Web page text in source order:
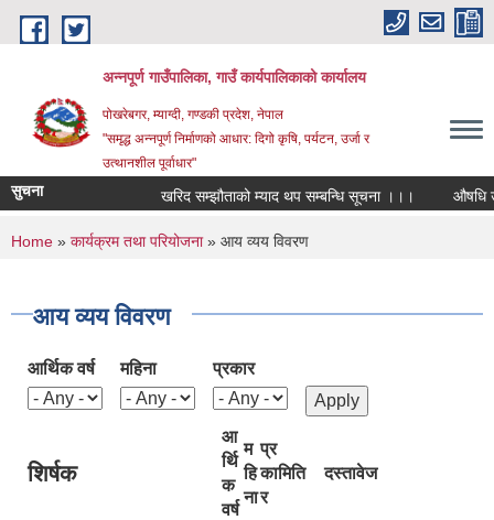
Skip to main content
अन्‍नपूर्ण गाउँपालिका, गाउँ कार्यपालिकाको कार्यालय
पोखरेबगर, म्याग्दी, गण्डकी प्रदेश, नेपाल
"समृद्ध अन्‍नपूर्ण निर्माणको आधार: दिगो कृषि, पर्यटन, उर्जा र
उत्थानशील पूर्वाधार"
सुचना खरिद सम्झौताको म्याद थप सम्बन्धि सूचना ।।। औषधि
You are here
Home » कार्यक्रम तथा परियोजना» आय व्यय विवरण
आय व्यय विवरण
आर्थिक वर्ष महिना प्रकार
शिर्षक
आ
र्थि
क
वर्ष
म
हि
ना
प्र
का
र
मिति दस्तावेज